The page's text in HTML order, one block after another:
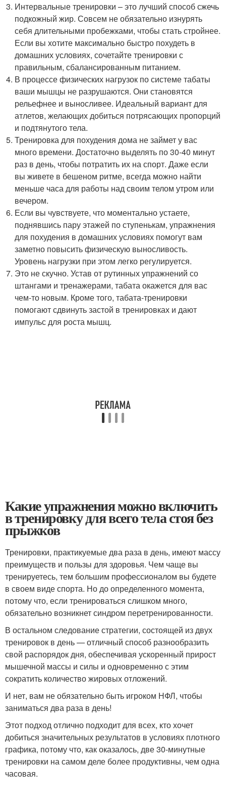
Интервальные тренировки – это лучший способ сжечь
подкожный жир. Совсем не обязательно изнурять
себя длительными пробежками, чтобы стать стройнее.
Если вы хотите максимально быстро похудеть в
домашних условиях, сочетайте тренировки с
правильным, сбалансированным питанием.
В процессе физических нагрузок по системе табаты
ваши мышцы не разрушаются. Они становятся
рельефнее и выносливее. Идеальный вариант для
атлетов, желающих добиться потрясающих пропорций
и подтянутого тела.
Тренировка для похудения дома не займет у вас
много времени. Достаточно выделять по 30-40 минут
раз в день, чтобы потратить их на спорт. Даже если
вы живете в бешеном ритме, всегда можно найти
меньше часа для работы над своим телом утром или
вечером.
Если вы чувствуете, что моментально устаете,
поднявшись пару этажей по ступенькам, упражнения
для похудения в домашних условиях помогут вам
заметно повысить физическую выносливость.
Уровень нагрузки при этом легко регулируется.
Это не скучно. Устав от рутинных упражнений со
штангами и тренажерами, табата окажется для вас
чем-то новым. Кроме того, табата-тренировки
помогают сдвинуть застой в тренировках и дают
импульс для роста мышц.
Какие упражнения можно включить
в тренировку для всего тела стоя без
прыжков
Тренировки, практикуемые два раза в день, имеют массу
преимуществ и пользы для здоровья. Чем чаще вы
тренируетесь, тем большим профессионалом вы будете
в своем виде спорта. Но до определенного момента,
потому что, если тренироваться слишком много,
обязательно возникнет синдром перетренированности.
В остальном следование стратегии, состоящей из двух
тренировок в день — отличный способ разнообразить
свой распорядок дня, обеспечивая ускоренный прирост
мышечной массы и силы и одновременно с этим
сократить количество жировых отложений.
И нет, вам не обязательно быть игроком НФЛ, чтобы
заниматься два раза в день!
Этот подход отлично подходит для всех, кто хочет
добиться значительных результатов в условиях плотного
графика, потому что, как оказалось, две 30-минутные
тренировки на самом деле более продуктивны, чем одна
часовая.